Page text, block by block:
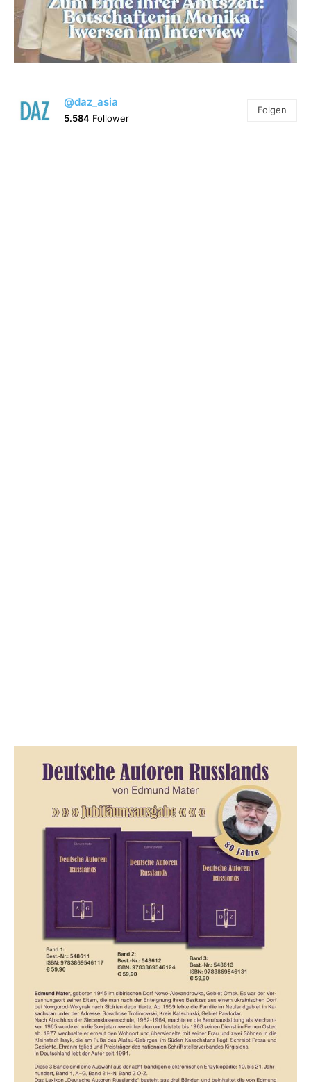
@daz_asia
5.584 Follower
Folgen